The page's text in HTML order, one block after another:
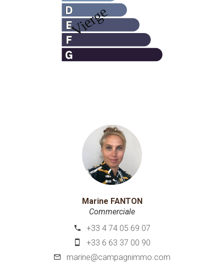
Marine FANTON
Commerciale
+33 4 74 05 69 07
+33 6 63 37 00 90
marine@campagnimmo.com